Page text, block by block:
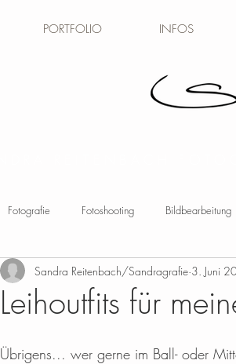
PORTFOLIO INFOS
Fotografie Fotoshooting Bildbearbeitung
Leihoutfits für
Sandra Reitenbach/Sandragrafie 3. Juni
Übrigens... wer gerne im Ball- oder